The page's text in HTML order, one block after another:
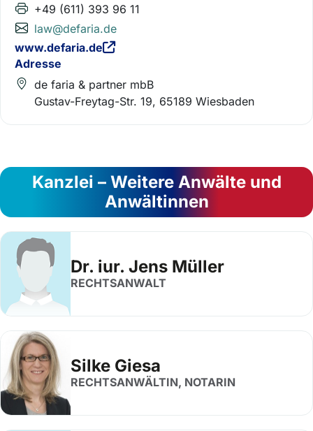
+49 (611) 393 96 11
law@defaria.de
www.defaria.de
Adresse
de faria & partner mbB
Gustav-Freytag-Str. 19, 65189 Wiesbaden
Kanzlei – Weitere Anwälte und
Anwältinnen
Dr. iur. Jens Müller
RECHTSANWALT
Silke Giesa
RECHTSANWÄLTIN, NOTARIN